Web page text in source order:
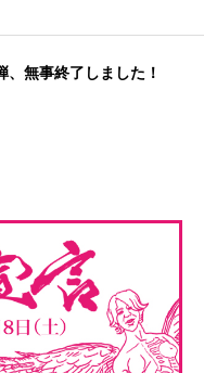
、無事終了しました！